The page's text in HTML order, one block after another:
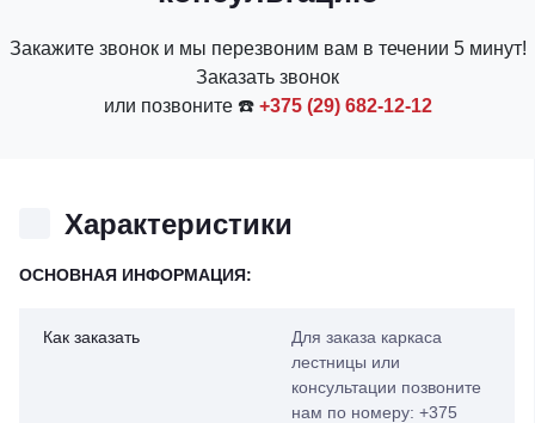
Закажите звонок и мы перезвоним вам в течении 5 минут!
Заказать звонок
или позвоните ☎️ +375 (29) 682-12-12
Характеристики
ОСНОВНАЯ ИНФОРМАЦИЯ:
Как заказать
Для заказа каркаса
лестницы или
консультации позвоните
нам по номеру: +375